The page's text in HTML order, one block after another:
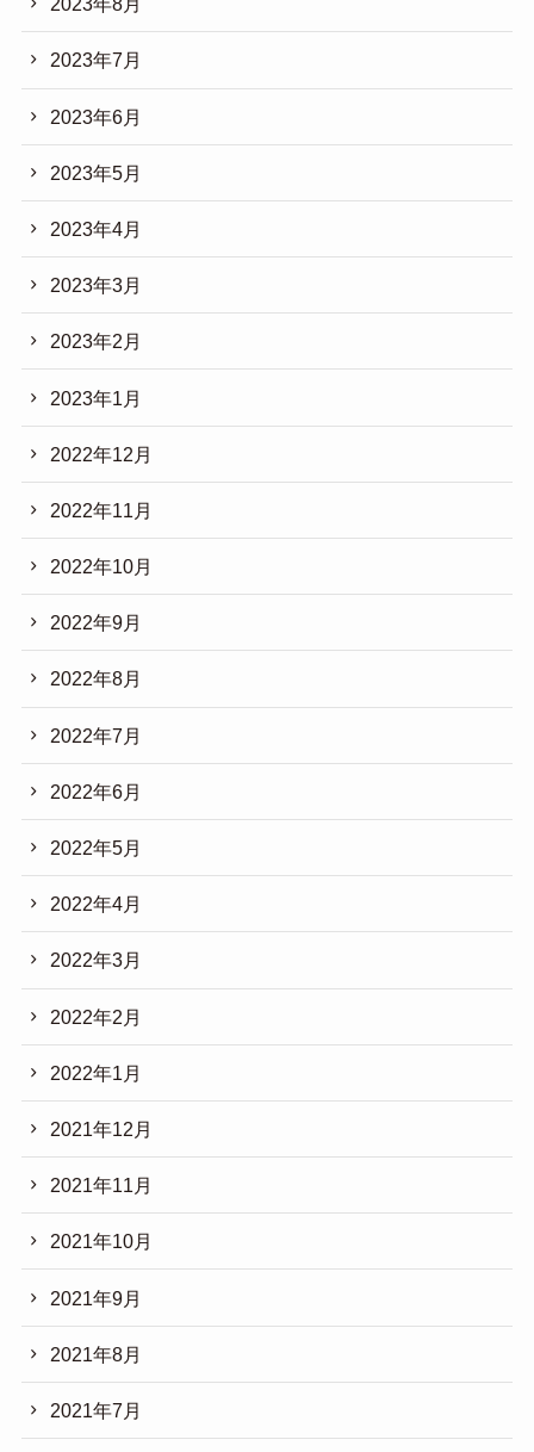
2023年7月
2023年6月
2023年5月
2023年4月
2023年3月
2023年2月
2023年1月
2022年12月
2022年11月
2022年10月
2022年9月
2022年8月
2022年7月
2022年6月
2022年5月
2022年4月
2022年3月
2022年2月
2022年1月
2021年12月
2021年11月
2021年10月
2021年9月
2021年8月
2021年7月